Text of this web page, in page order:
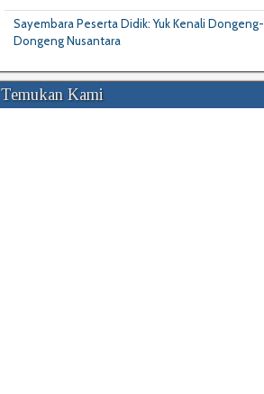
Sayembara Peserta Didik: Yuk Kenali Dongeng-
Dongeng Nusantara
Temukan Kami